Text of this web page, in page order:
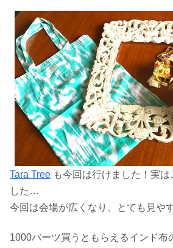
Tara Tree も今回は行けました！実は
した…
今回は会場が広くなり、とても見や
1000バーツ買うともらえるインド布